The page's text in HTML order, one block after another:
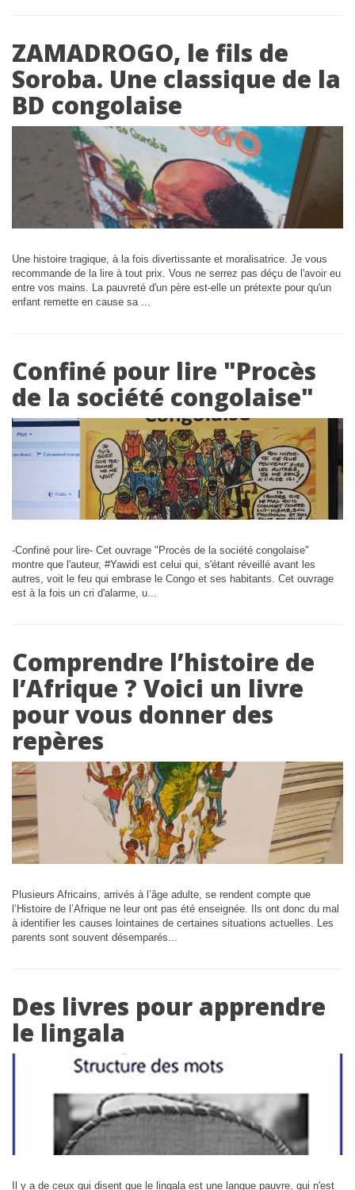
ZAMADROGO, le fils de
Soroba. Une classique de la
BD congolaise
Une histoire tragique, à la fois divertissante et moralisatrice. Je vous
recommande de la lire à tout prix. Vous ne serrez pas déçu de l'avoir eu
entre vos mains. La pauvreté d'un père est-elle un prétexte pour qu'un
enfant remette en cause sa ...
Confiné pour lire "Procès
de la société congolaise"
-Confiné pour lire- Cet ouvrage "Procès de la société congolaise"
montre que l'auteur, #Yawidi est celui qui, s'étant réveillé avant les
autres, voit le feu qui embrase le Congo et ses habitants. Cet ouvrage
est à la fois un cri d'alarme, u...
Comprendre l’histoire de
l’Afrique ? Voici un livre
pour vous donner des
repères
Plusieurs Africains, arrivés à l’âge adulte, se rendent compte que
l’Histoire de l’Afrique ne leur ont pas été enseignée. Ils ont donc du mal
à identifier les causes lointaines de certaines situations actuelles. Les
parents sont souvent désemparés...
Des livres pour apprendre
le lingala
Il y a de ceux qui disent que le lingala est une langue pauvre, qui n'est